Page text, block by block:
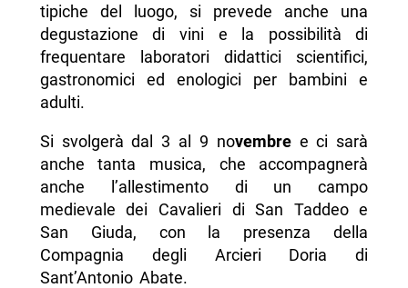
tipiche del luogo, si prevede anche una
degustazione di vini e la possibilità di
frequentare laboratori didattici scientifici,
gastronomici ed enologici per bambini e
adulti.
Si svolgerà dal 3 al 9 novembree ci sarà
anche tanta musica, che accompagnerà
anche l’allestimento di un campo
medievale dei Cavalieri di San Taddeo e
San Giuda, con la presenza della
Compagnia degli Arcieri Doria di
Sant’Antonio Abate.